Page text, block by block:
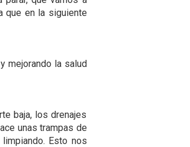
que en la siguiente
mejorando la salud
baja, los drenajes
unas trampas de
Esto nos